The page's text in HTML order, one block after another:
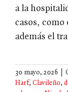
a la
casos, como
además el
30 mayo, 2026
Harf, Clavileño,